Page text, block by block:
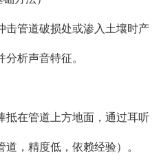
管道破损处或渗入土壤时产
析声音特征。
在管道上方地面，通过耳听
，精度低，依赖经验）。